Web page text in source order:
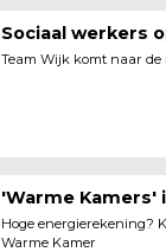
Sociaal werkers
Team Wijk komt naar de
'Warme Kamers'
Hoge energierekening?
Warme Kamer